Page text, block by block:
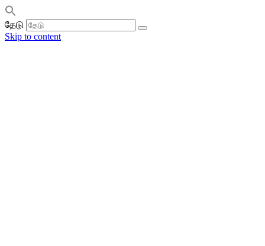
தேடு
Skip to content